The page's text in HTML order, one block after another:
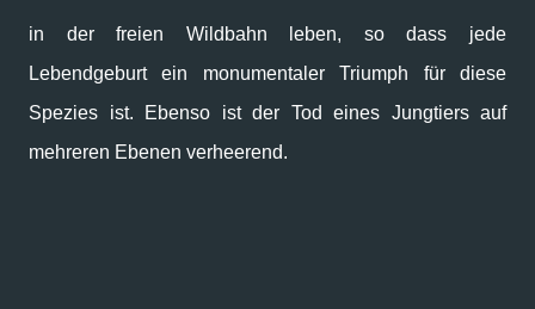
in der freien Wildbahn leben, so dass jede
Lebendgeburt ein monumentaler Triumph für diese
Spezies ist. Ebenso ist der Tod eines Jungtiers auf
mehreren Ebenen verheerend.